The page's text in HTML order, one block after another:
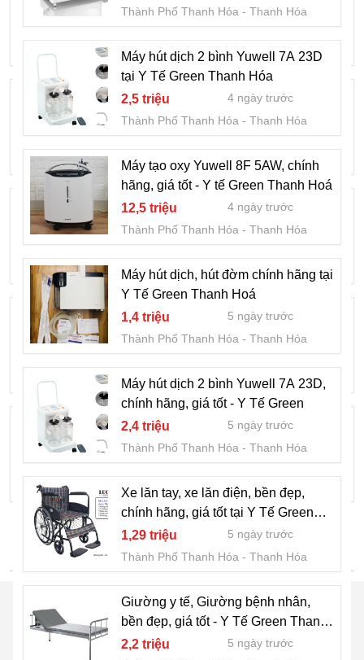
chính hãng, giá tốt - Y Tế Green
2,4 triệu
5 ngày trước
Thành Phố Thanh Hóa
Thanh Hóa
Xe lăn tay, xe lăn điện, bền đẹp, chính
hãng, giá tốt tại Y Tế Green Thanh Hoá
1,29 triệu
5 ngày trước
Thành Phố Thanh Hóa
Thanh Hóa
Giường y tế, Giường bệnh nhân, bền
đẹp, giá tốt - Y Tế Green Thanh Hóa
2,2 triệu
5 ngày trước
Thành Phố Thanh Hóa
Thanh Hóa
Máy mát xa cầm tay chính hãng, giá tốt
tại Y Tế Green Thanh Hoá
240 ngàn
5 ngày trước
Thành Phố Thanh Hóa
Thanh Hóa
Máy đo huyết áp Microlife A6 basic chính
hãng, giá tốt - Y Tế Green
1,85 triệu
5 ngày trước
Thành Phố Thanh Hóa
Thanh Hóa
TÌM NHIỀU HƠN
Thành Phố Thanh Hóa
Thanh Hóa
Máy hút dịch 2 bình Yuwell 7A 23D
tại Y Tế Green Thanh Hóa
2,5 triệu
4 ngày trước
Thành Phố Thanh Hóa
Thanh Hóa
Máy tạo oxy Yuwell 8F 5AW, chính
hãng, giá tốt - Y tế Green Thanh Hoá
12,5 triệu
4 ngày trước
Thành Phố Thanh Hóa
Thanh Hóa
Máy hút dịch, hút đờm chính hãng tại
Y Tế Green Thanh Hoá
1,4 triệu
5 ngày trước
Thành Phố Thanh Hóa
Thanh Hóa
Máy hút dịch 2 bình Yuwell 7A 23D,
chính hãng, giá tốt - Y Tế Green
2,4 triệu
5 ngày trước
Thành Phố Thanh Hóa
Thanh Hóa
Xe lăn tay, xe lăn điện, bền đẹp,
chính hãng, giá tốt tại Y Tế Green
Thanh Hoá
1,29 triệu
5 ngày trước
Thành Phố Thanh Hóa
Thanh Hóa
Giường y tế, Giường bệnh nhân,
bền đẹp, giá tốt - Y Tế Green Thanh
Hóa
2,2 triệu
5 ngày trước